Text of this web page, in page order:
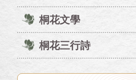
桐花文學
桐花三行詩